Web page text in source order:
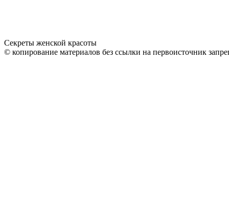
Секреты женской красоты
© копирование материалов без ссылки на первоисточник